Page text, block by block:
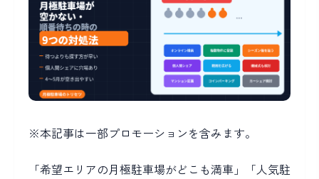
※本記事は一部プロモーションを含みます。
「希望エリアの月極駐車場がどこも満車」「人気駐